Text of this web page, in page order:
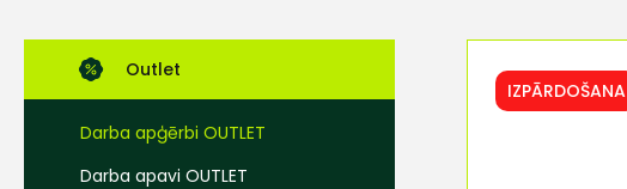
Outlet
Darba apģērbi OUTLET
Darba apavi OUTLET
IZPĀRDOŠANA